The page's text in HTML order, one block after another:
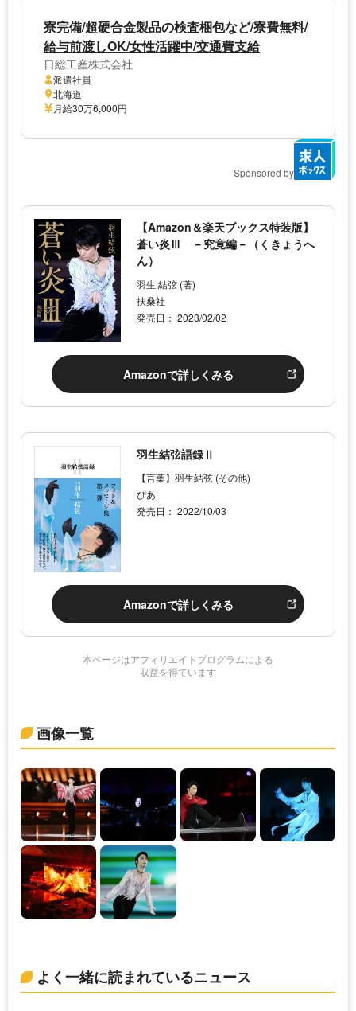
寮完備/超硬合金製品の検査梱包など/寮費無料/
給与前渡しOK/女性活躍中/交通費支給
日総工産株式会社
派遣社員
北海道
月給30万6,000円
Sponsored by
【Amazon＆楽天ブックス特装版】
蒼い炎Ⅲ －究竟編－（くきょうへ
ん）
羽生 結弦 (著)
扶桑社
発売日： 2023/02/02
Amazonで詳しくみる
羽生結弦語録Ⅱ
【言葉】羽生結弦 (その他)
ぴあ
発売日： 2022/10/03
Amazonで詳しくみる
本ページはアフィリエイトプログラムによる
収益を得ています
画像一覧
よく一緒に読まれているニュース